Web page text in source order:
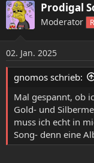
Prodigal
Moderator
02. Jan. 2025
gnomos schrieb:
Mal gespannt, ob
Gold- und
muss ich echt in
Song- denn eine